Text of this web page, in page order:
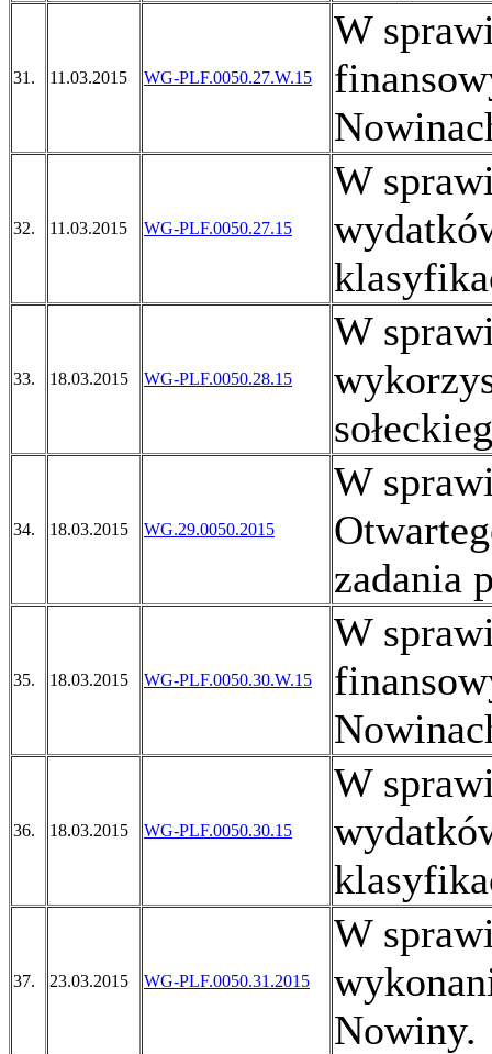
31. 11.03.2015 WG-PLF.0050.27.W.15
W
32. 11.03.2015 WG-PLF.0050.27.15
W
33. 18.03.2015 WG-PLF.0050.28.15
W
34. 18.03.2015 WG.29.0050.2015
W
zadania
35. 18.03.2015 WG-PLF.0050.30.W.15
W
36. 18.03.2015 WG-PLF.0050.30.15
W
37. 23.03.2015 WG-PLF.0050.31.2015
W
Nowiny.